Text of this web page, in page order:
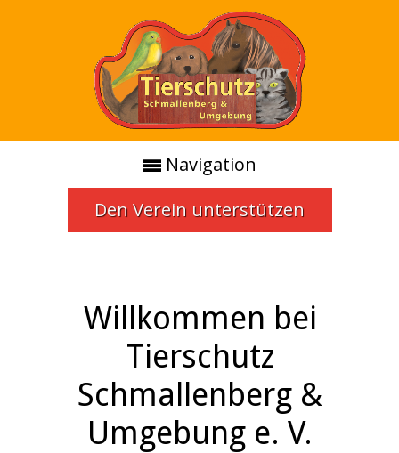
Navigation
Den Verein unterstützen
Willkommen bei
Tierschutz
Schmallenberg &
Umgebung e. V.